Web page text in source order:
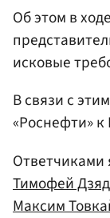
Об этом в
исковые
В связи с
«Роснефти»
Тимофей
Максим